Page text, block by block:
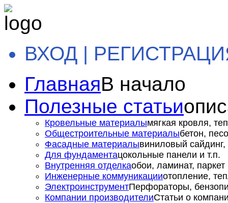
ВХОД |
ГлавнаяВ начало
Полезные статьи
Кровельные материалымягкая кровля,
Общестроительные материалыбетон,
Фасадные материалывиниловый сайдинг,
Для фундаментацокольные панели и т.п.
Внутренняя отделкаобои, ламинат, паркет
Инженерные коммуникацииотопление,
ЭлектроинструментПерфораторы,
Компании производителиСтатьи о